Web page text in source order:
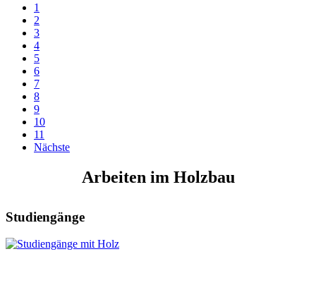
1
2
3
4
5
6
7
8
9
10
11
Nächste
Arbeiten im Holzbau
Studiengänge